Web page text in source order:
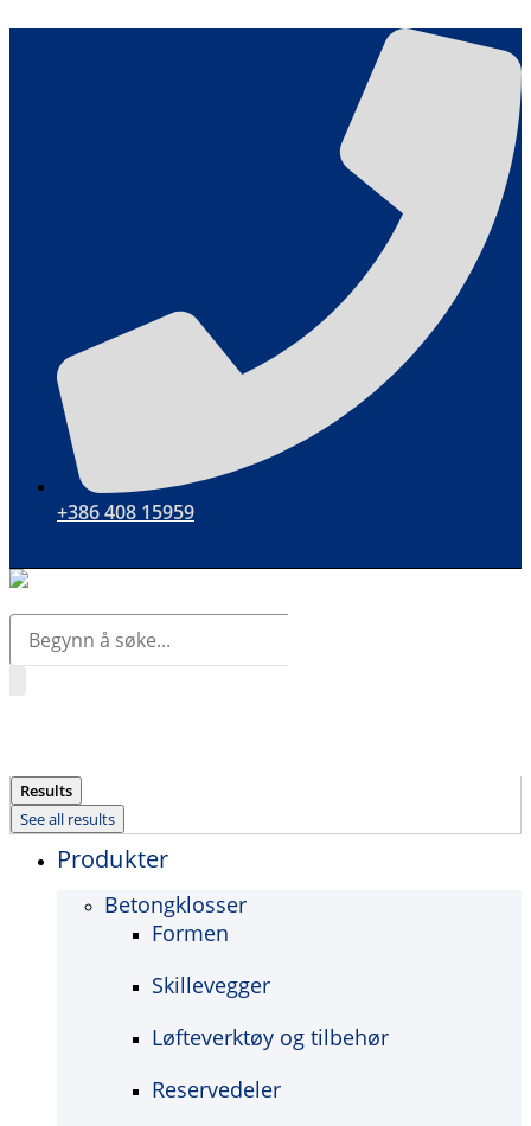
+386 408 15959
Search
Results
See all results
Produkter
Betongklosser
Formen
Skillevegger
Løfteverktøy og tilbehør
Reservedeler